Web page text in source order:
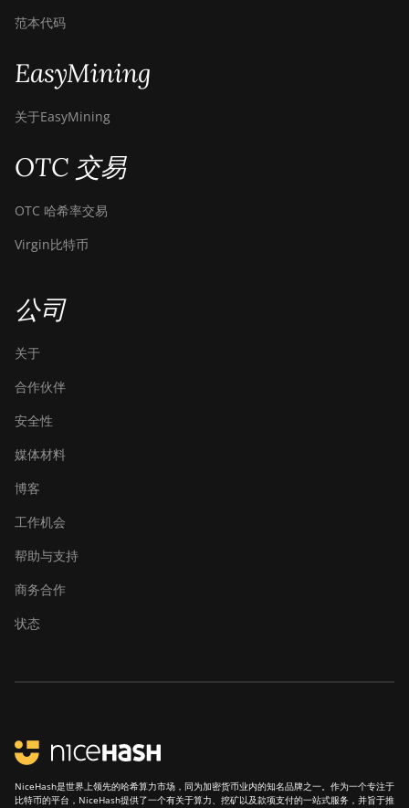
范本代码
EasyMining
关于EasyMining
OTC 交易
OTC 哈希率交易
Virgin比特币
公司
关于
合作伙伴
安全性
媒体材料
博客
工作机会
帮助与支持
商务合作
状态
NiceHash是世界上领先的哈希算力市场，同为加密货币业内的知名品牌之一。作为一个专注于
比特币的平台，NiceHash提供了一个有关于算力、挖矿以及款项支付的一站式服务，并旨于推